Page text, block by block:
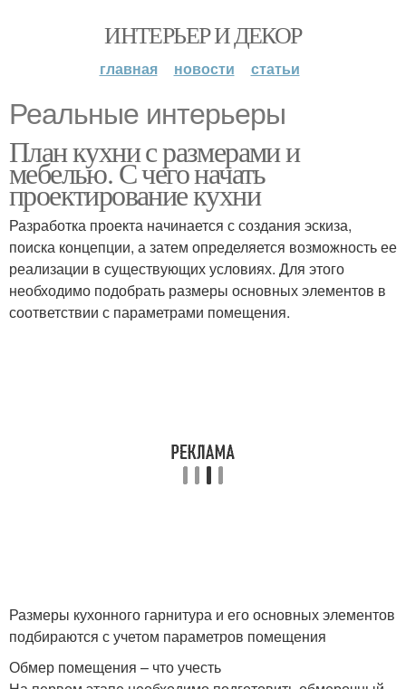
ИНТЕРЬЕР И ДЕКОР
главная новости статьи
Реальные интерьеры
План кухни с размерами и
мебелью. С чего начать
проектирование кухни
Разработка проекта начинается с создания эскиза,
поиска концепции, а затем определяется возможность ее
реализации в существующих условиях. Для этого
необходимо подобрать размеры основных элементов в
соответствии с параметрами помещения.
Размеры кухонного гарнитура и его основных элементов
подбираются с учетом параметров помещения
Обмер помещения – что учесть